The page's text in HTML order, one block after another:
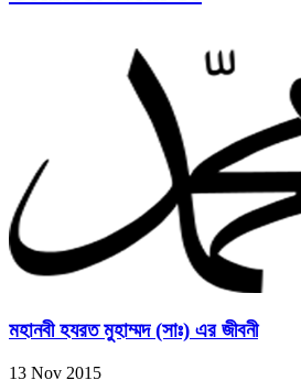
মহানবী হযরত মুহাম্মদ (সাঃ) এর জীবনী
13 Nov 2015